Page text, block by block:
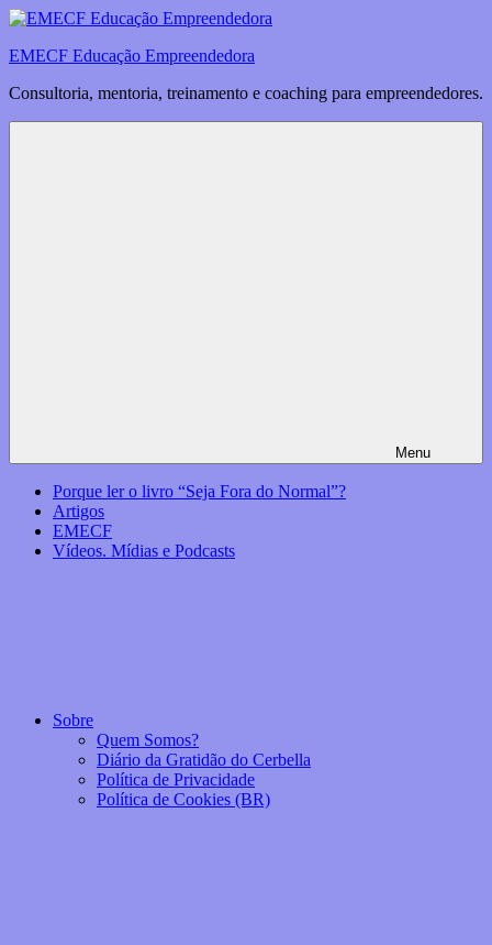
Saltar
o
EMECF Educação Empreendedora
Consultoria, mentoria, treinamento e coaching para empreendedores.
Menu
Porque ler o livro “Seja Fora do Normal”?
Artigos
EMECF
Vídeos. Mídias e Podcasts
Sobre
Quem Somos?
Diário da Gratidão do Cerbella
Política de Privacidade
Política de Cookies (BR)